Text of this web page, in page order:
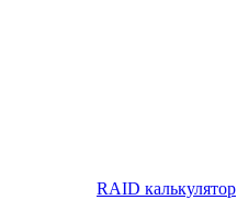
RAID калькулятор